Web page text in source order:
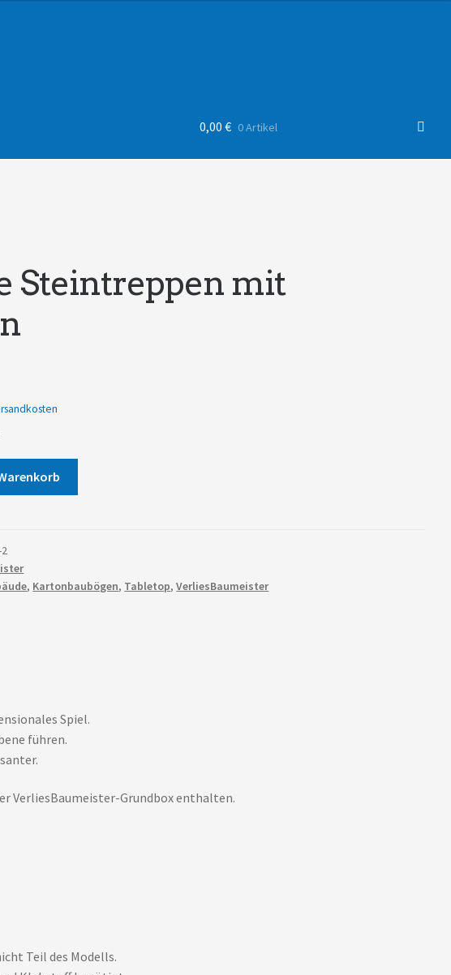
0,00 € 0 Artikel
Steintreppen mit
, Kartonbaubögen, Tabletop,VerliesBaumeister
Spiel.
führen.
VerliesBaumeister-Grundbox enthalten.
Teil des Modells.